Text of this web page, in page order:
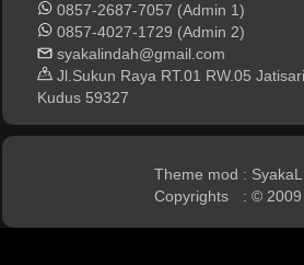
0857-2687-7057 (Admin 1)
0857-4027-1729 (Admin 2)
syakalindah@gmail.com
Jl.Sukun Raya RT.01 RW.05
Kudus 59327
Theme mod
Copyrights
:
: ©